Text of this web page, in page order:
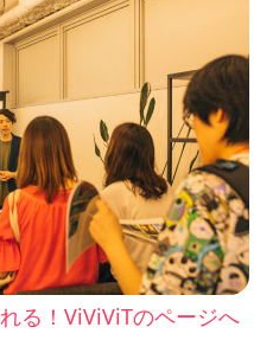
る！ViViViTのページへ